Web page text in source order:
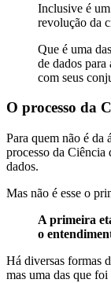
Inclusive é
revolução da
Que é uma
de dados
com seus
O processo da
Para quem não é da
processo da Ciência
dados.
Mas não é esse o
A primeira
o
Há diversas formas
mas uma das que